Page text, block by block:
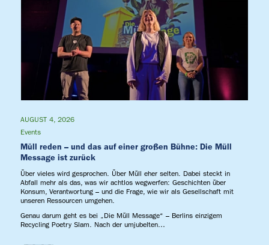
AUGUST 4, 2026
Events
Müll reden – und das auf einer großen Bühne: Die Müll
Message ist zurück
Über vieles wird gesprochen. Über Müll eher selten. Dabei steckt in
Abfall mehr als das, was wir achtlos wegwerfen: Geschichten über
Konsum, Verantwortung – und die Frage, wie wir als Gesellschaft mit
unseren Ressourcen umgehen.
Genau darum geht es bei „Die Müll Message“ – Berlins einzigem
Recycling Poetry Slam. Nach der umjubelten…